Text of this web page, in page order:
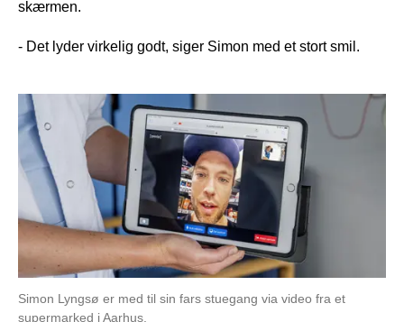
skærmen.
- Det lyder virkelig godt, siger Simon med et stort smil.
Simon Lyngsø er med til sin fars stuegang via video fra et
supermarked i Aarhus.